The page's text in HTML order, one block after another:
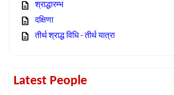
श्राद्धारम्भ
दक्षिणा
तीर्थ श्राद्ध विधि - तीर्थ यात्रा
Latest People